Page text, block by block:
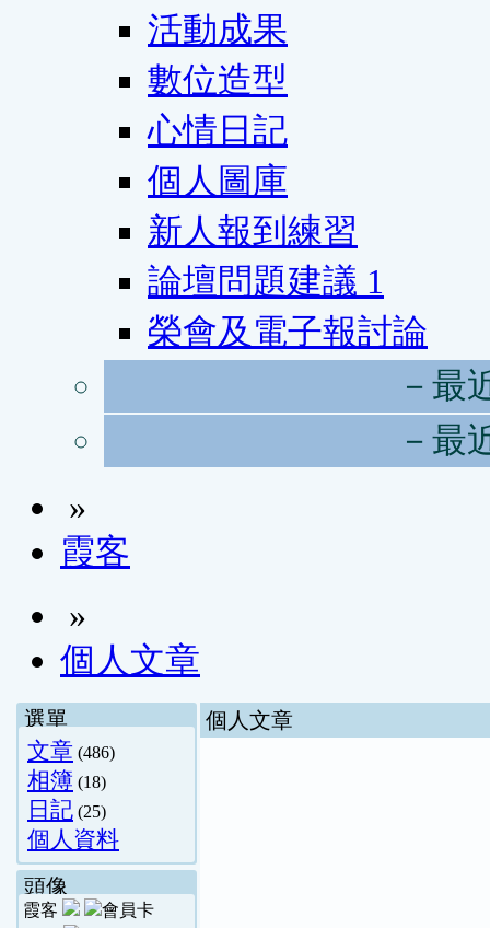
活動成果
數位造型
心情日記
個人圖庫
新人報到練習
論壇問題建議 1
榮會及電子報討論
－最
－最
»
霞客
»
個人文章
選單
文章 (486)
相簿 (18)
日記 (25)
個人資料
頭像
霞客
個人文章